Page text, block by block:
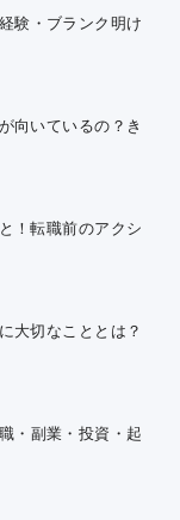
験・ブランク明け
向いているの？き
！転職前のアクシ
大切なこととは？
・副業・投資・起